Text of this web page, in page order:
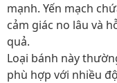
mạnh. Yến mạch
cảm giác no lâu và
quả.
Loại bánh này
phù hợp với nhiều